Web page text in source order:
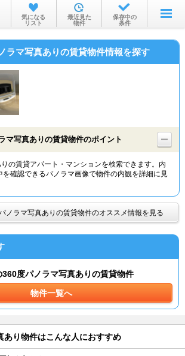
お部屋を探す
沿線・駅から
物件特集から
TOP
気になる
リスト
最近見た
物件
保存中の
条件
ラマ写真ありの賃貸物件情報を探す
マ写真ありの賃貸物件のポイント
の賃貸アパート・マンションを検索できます。内
を確認できるパノラマ画像で物件の内観を詳細に見
ノラマ写真ありの賃貸物件のオススメ情報を見る
360度パノラマ写真ありの賃貸物件
物件一覧へ
あり物件はこんな人におすすめ